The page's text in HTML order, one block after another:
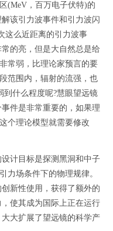
(MeV，百万电子伏特)的
该引力波事件和引力波闪
这么近距离的引力波事
的亮，但是大自然总是给
常弱，比理论家预言的要
范围内，辐射的流强，也
什么程度呢?慧眼望远镜
件是非常重要的，如果理
个理论模型就需要修改
计目标是探测黑洞和中子
力场条件下的物理规律。
新性使用，获得了额外的
使其成为国际上正在运行
大扩展了望远镜的科学产